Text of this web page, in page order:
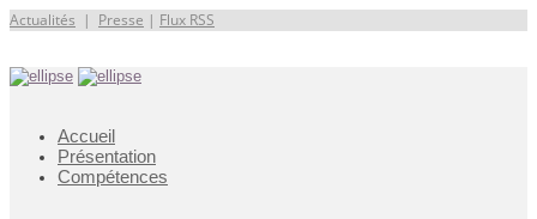
Actualités | Presse | Flux RSS
Accueil
Présentation
Compétences